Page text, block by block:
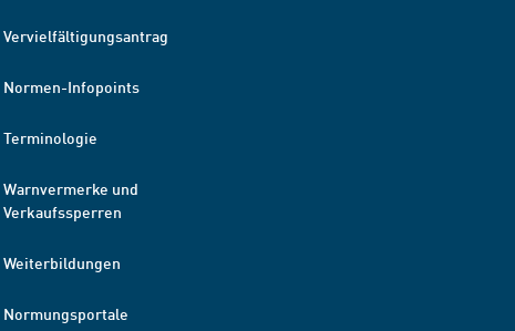
Vervielfältigungsantrag
Normen-Infopoints
Terminologie
Warnvermerke und
Verkaufssperren
Weiterbildungen
Normungsportale